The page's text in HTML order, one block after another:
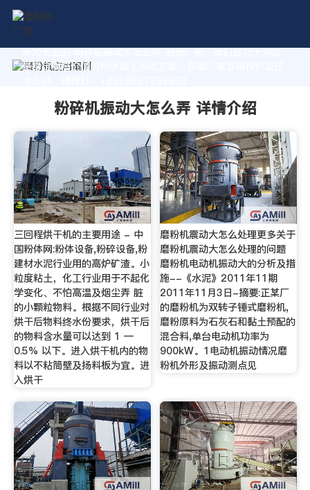
作为专业的 粉碎机振动大怎么弄 制造厂家，我们致力于为您
量身定制高价值的粉体加工系统方案。获取厂家直销报价及技
粉碎机振动大怎么弄 详情介绍
三回程烘干机的主要用途 - 中
国粉体网:粉体设备,粉碎设备,粉
建材水泥行业用的高炉矿渣。小
粒度粘土，化工行业用于不起化
学变化、不怕高温及烟尘弄 脏
的小颗粒物料。根据不同行业对
烘干后物料终水份要求，烘干后
的物料含水量可以达到 1 —
0.5% 以下。进入烘干机内的物
料以不粘筒壁及扬料板为宜。进
入烘干
磨粉机震动大怎么处理更多关于
磨粉机震动大怎么处理的问题
磨粉机电动机振动大的分析及措
施--《水泥》2011年11期
2011年11月3日-摘要:正某厂
的磨粉机为双转子锤式磨粉机,
磨粉原料为石灰石和黏土预配的
混合料,单台电动机功率为
900kW。1电动机振动情况磨
粉机外形及振动测点见